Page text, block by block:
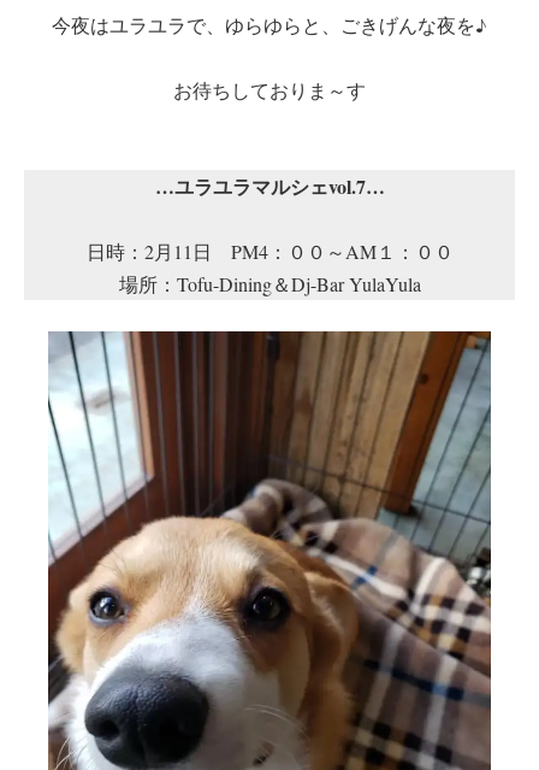
今夜はユラユラで、ゆらゆらと、ごきげんな夜を♪
お待ちしておりま～す
…ユラユラマルシェvol.7…
日時：2月11日 PM4：００～AM１：００
場所：Tofu-Dining＆Dj-Bar YulaYula